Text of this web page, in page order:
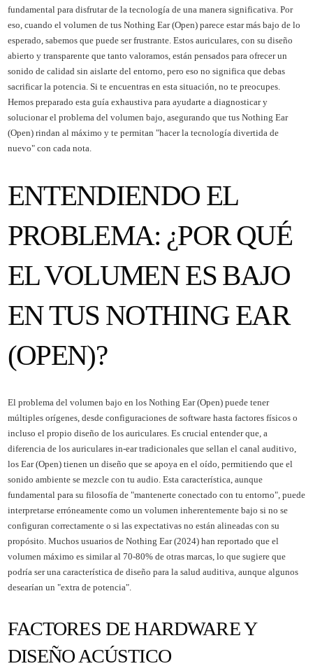
fundamental para disfrutar de la tecnología de una manera significativa. Por
eso, cuando el volumen de tus Nothing Ear (Open) parece estar más bajo de lo
esperado, sabemos que puede ser frustrante. Estos auriculares, con su diseño
abierto y transparente que tanto valoramos, están pensados para ofrecer un
sonido de calidad sin aislarte del entorno, pero eso no significa que debas
sacrificar la potencia. Si te encuentras en esta situación, no te preocupes.
Hemos preparado esta guía exhaustiva para ayudarte a diagnosticar y
solucionar el problema del volumen bajo, asegurando que tus Nothing Ear
(Open) rindan al máximo y te permitan "hacer la tecnología divertida de
nuevo" con cada nota.
ENTENDIENDO EL
PROBLEMA: ¿POR QUÉ
EL VOLUMEN ES BAJO
EN TUS NOTHING EAR
(OPEN)?
El problema del volumen bajo en los Nothing Ear (Open) puede tener
múltiples orígenes, desde configuraciones de software hasta factores físicos o
incluso el propio diseño de los auriculares. Es crucial entender que, a
diferencia de los auriculares in-ear tradicionales que sellan el canal auditivo,
los Ear (Open) tienen un diseño que se apoya en el oído, permitiendo que el
sonido ambiente se mezcle con tu audio. Esta característica, aunque
fundamental para su filosofía de "mantenerte conectado con tu entorno", puede
interpretarse erróneamente como un volumen inherentemente bajo si no se
configuran correctamente o si las expectativas no están alineadas con su
propósito. Muchos usuarios de Nothing Ear (2024) han reportado que el
volumen máximo es similar al 70-80% de otras marcas, lo que sugiere que
podría ser una característica de diseño para la salud auditiva, aunque algunos
desearían un "extra de potencia".
FACTORES DE HARDWARE Y
DISEÑO ACÚSTICO